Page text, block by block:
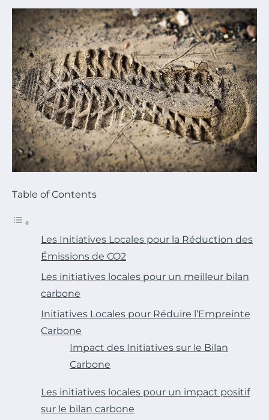
Table of Contents
Les Initiatives Locales pour la Réduction des
Émissions de CO2
Les initiatives locales pour un meilleur bilan
carbone
Initiatives Locales pour Réduire l’Empreinte
Carbone
Impact des Initiatives sur le Bilan
Carbone
Les initiatives locales pour un impact positif
sur le bilan carbone